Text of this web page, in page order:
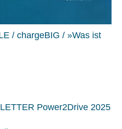
/ chargeBIG / »Was ist
Power2Drive 2025